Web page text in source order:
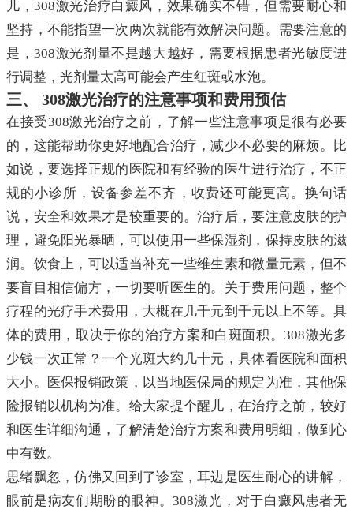
儿，308激光治疗白癜风，效果确实不错，但需要耐心和
坚持，不能指望一次两次就能有效解决问题。需要注意的
是，308激光剂量不是越大越好，需要根据患者光敏度进
行调整，光剂量太高可能会产生红斑或水泡。
三、 308激光治疗的注意事项和费用预估
在接受308激光治疗之前，了解一些注意事项是很有必要
的，这能帮助你更好地配合治疗，减少不必要的麻烦。比
如说，要选择正规的医院和有经验的医生进行治疗，不正
规的小诊所，设备参差不齐，收费还可能更高。换句话
说，安全和效果才是较重要的。治疗后，要注意皮肤的护
理，避免阳光暴晒，可以使用一些保湿剂，保持皮肤的滋
润。饮食上，可以适当补充一些维生素和微量元素，但不
要盲目相信偏方，一切要听医生的。关于费用问题，整个
疗程的光疗手术费用，大概在几千元到千元以上不等。具
体的费用，取决于你的治疗方案和白斑面积。308激光多
少钱一次正常？一个光斑大约几十元，具体看医院和面积
大小。医保报销政策，以当地医保局的规定为准，其他保
险报销以机构为准。给大家提个醒儿，在治疗之前，较好
和医生详细沟通，了解清楚治疗方案和费用明细，做到心
中有数。
思绪飘忽，仿佛又回到了诊室，耳边是医生耐心的讲解，
眼前是病友们期盼的眼神。308激光，对于白癜风患者无